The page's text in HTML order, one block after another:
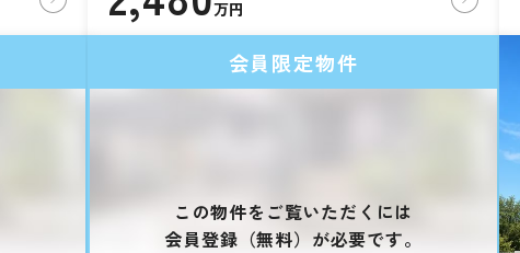
万円
会員限定物件
この物件をご覧いただくには
会員登録（無料）が必要です。